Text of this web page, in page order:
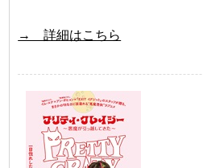
→ 詳細はこちら